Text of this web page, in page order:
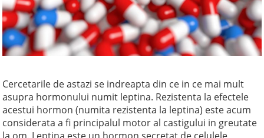
Cercetarile de astazi se indreapta din ce in ce mai mult
asupra hormonului numit leptina. Rezistenta la efectele
acestui hormon (numita rezistenta la leptina) este acum
considerata a fi principalul motor al castigului in greutate